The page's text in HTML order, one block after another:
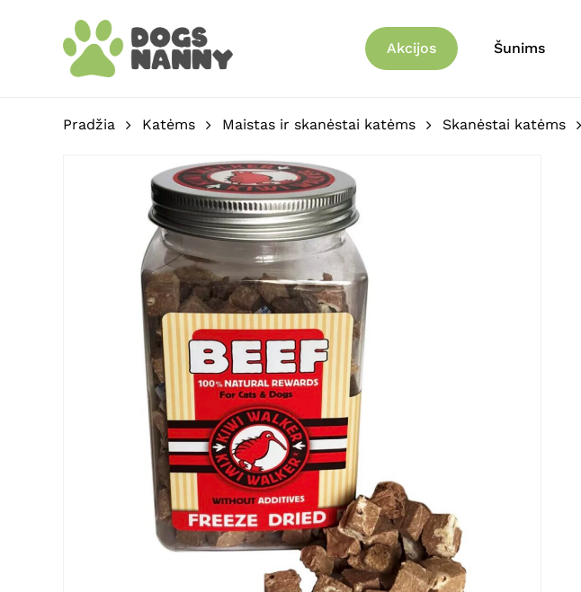
Akcijos Šunims
Pradžia Katėms Maistas ir skanėstai katėms Skanėstai katėms